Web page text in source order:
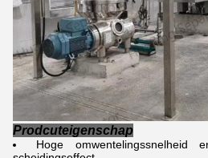
Prodcuteigenschap
Hoge omwentelingssnelheid